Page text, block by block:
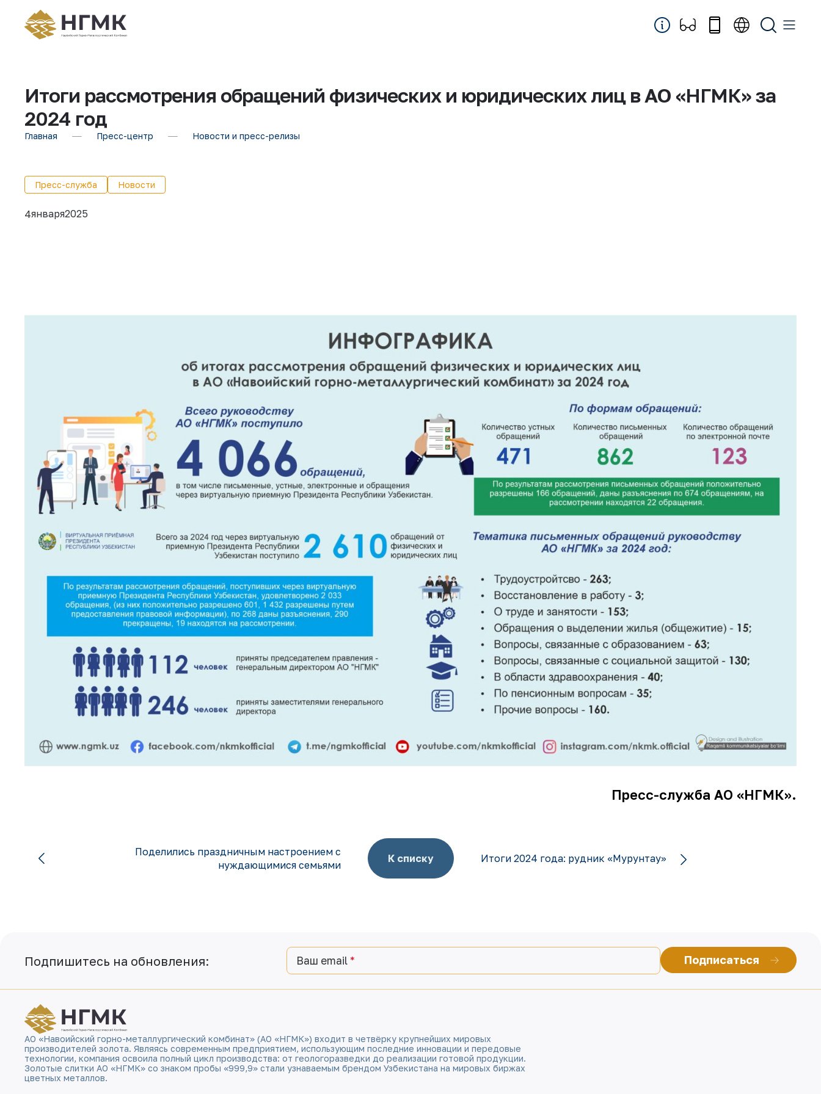
Итоги рассмотрения обращений физических и юридических лиц в АО «НГМК» за
2024 год
Главная Пресс-центр Новости и пресс-релизы
Пресс-служба Новости
4января2025
Пресс-служба АО «НГМК».
Поделились праздничным настроением с
нуждающимися семьями
К списку Итоги 2024 года: рудник «Мурунтау»
Подпишитесь на обновления: Ваш email Подписаться
АО «Навоийский горно-металлургический комбинат» (АО «НГМК») входит в четвёрку крупнейших мировых
производителей золота. Являясь современным предприятием, использующим последние инновации и передовые
технологии, компания освоила полный цикл производства: от геологоразведки до реализации готовой продукции.
Золотые слитки АО «НГМК» со знаком пробы «999,9» стали узнаваемым брендом Узбекистана на мировых биржах
цветных металлов.